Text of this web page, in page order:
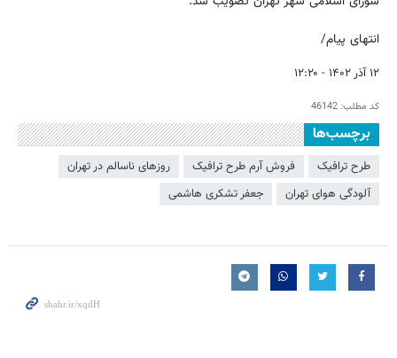
انتهای پیام/
۱۲ آذر ۱۴۰۲ - ۱۲:۲۰
کد مطلب: 46142
برچسب‌ها
طرح ترافیک فروش آرم طرح ترافیک
روزهای ناسالم در تهران
آلودگی هوای تهران
جعفر تشکری هاشمی